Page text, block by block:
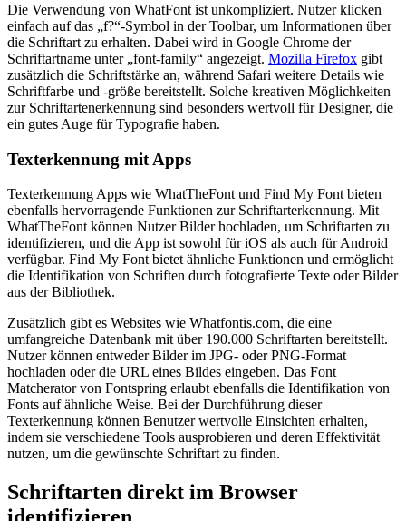
Die Verwendung von WhatFont ist unkompliziert. Nutzer klicken
einfach auf das „f?“-Symbol in der Toolbar, um Informationen über
die Schriftart zu erhalten. Dabei wird in Google Chrome der
Schriftartname unter „font-family“ angezeigt. Mozilla Firefox gibt
zusätzlich die Schriftstärke an, während Safari weitere Details wie
Schriftfarbe und -größe bereitstellt. Solche kreativen Möglichkeiten
zur Schriftartenerkennung sind besonders wertvoll für Designer, die
ein gutes Auge für Typografie haben.
Texterkennung mit Apps
Texterkennung Apps wie WhatTheFont und Find My Font bieten
ebenfalls hervorragende Funktionen zur Schriftarterkennung. Mit
WhatTheFont können Nutzer Bilder hochladen, um Schriftarten zu
identifizieren, und die App ist sowohl für iOS als auch für Android
verfügbar. Find My Font bietet ähnliche Funktionen und ermöglicht
die Identifikation von Schriften durch fotografierte Texte oder Bilder
aus der Bibliothek.
Zusätzlich gibt es Websites wie Whatfontis.com, die eine
umfangreiche Datenbank mit über 190.000 Schriftarten bereitstellt.
Nutzer können entweder Bilder im JPG- oder PNG-Format
hochladen oder die URL eines Bildes eingeben. Das Font
Matcherator von Fontspring erlaubt ebenfalls die Identifikation von
Fonts auf ähnliche Weise. Bei der Durchführung dieser
Texterkennung können Benutzer wertvolle Einsichten erhalten,
indem sie verschiedene Tools ausprobieren und deren Effektivität
nutzen, um die gewünschte Schriftart zu finden.
Schriftarten direkt im Browser